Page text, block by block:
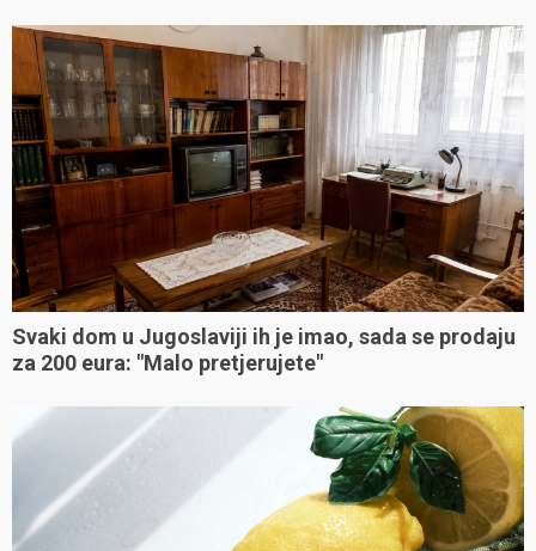
Svaki dom u Jugoslaviji ih je imao, sada se prodaju
za 200 eura: "Malo pretjerujete"